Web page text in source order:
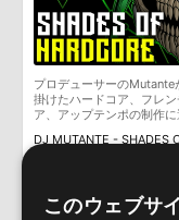
デモソングは、製品
めのデモンストレー
そのものをお使いい
構成する全てのサウ
保証するものではあり
ダウンロード製品と
しかねます。
COLOSSAL EDM
プロデューサーのMutante
掛けたハードコア、フレン
ア、アップテンポの制作に
このウェブサ